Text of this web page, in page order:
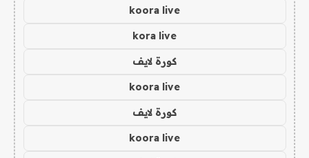
koora live
kora live
كورة لايف
koora live
كورة لايف
koora live